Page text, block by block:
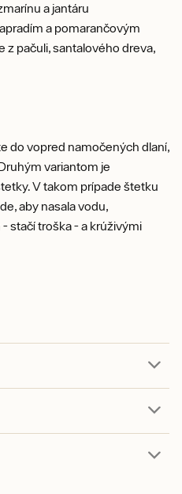
a jantáru
a pomarančovým
z pačuli, santalového dreva,
do vopred namočených dlaní,
variantom je
V takom prípade štetku
aby nasala vodu,
troška - a krúživými